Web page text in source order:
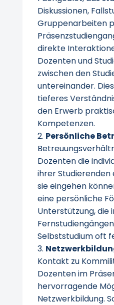
Diskussionen,
Gruppenarbeiten
direkte
Dozenten und
zwischen den
untereinander.
tieferes
den Erwerb
Kompetenzen.
Persönliche
Dozenten die
ihrer Studierenden
sie eingehen
eine persönliche
Unterstützung, die
Selbststudium oft
Kontakt zu
Dozenten im
hervorragende
Netzwerkbildung.